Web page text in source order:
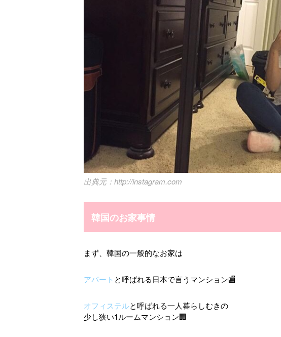
http://instagram.com
韓国のお家事情
まず、韓国の一般的なお家は
アパート と呼ばれる日本で言うマンション🏬
オフィステルと呼ばれる一人暮らしむきの
少し狭い1ルームマンション🏢